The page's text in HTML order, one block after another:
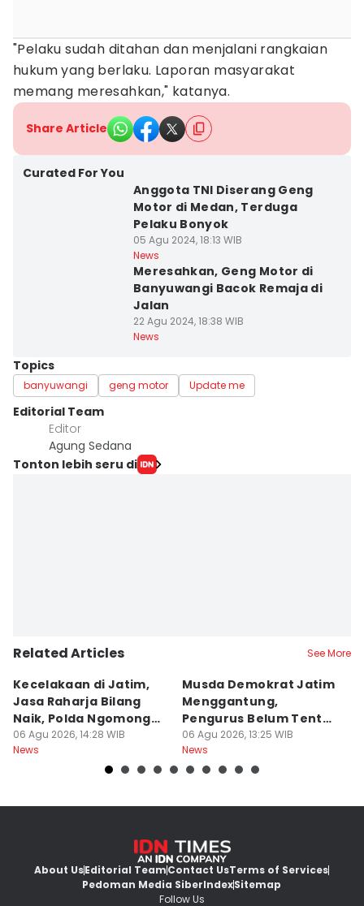
"Pelaku sudah ditahan dan menjalani rangkaian
hukum yang berlaku. Laporan masyarakat
memang meresahkan," katanya.
Share Article
Curated For You
Anggota TNI Diserang Geng
Motor di Medan, Terduga
Pelaku Bonyok
05 Agu 2024, 18:13 WIB
News
Meresahkan, Geng Motor di
Banyuwangi Bacok Remaja di
Jalan
22 Agu 2024, 18:38 WIB
News
Topics
banyuwangi geng motor Update me
Editorial Team
Editor
Agung Sedana
Tonton lebih seru di
Related Articles See More
Kecelakaan di Jatim,
Jasa Raharja Bilang
Naik, Polda Ngomong
Turun
06 Agu 2026, 14:28 WIB
News
Musda Demokrat Jatim
Menggantung,
Pengurus Belum Tentu
Aman
06 Agu 2026, 13:25 WIB
News
About UsEditorial TeamContact UsTerms of Services
Pedoman Media SiberIndexSitemap
Follow Us